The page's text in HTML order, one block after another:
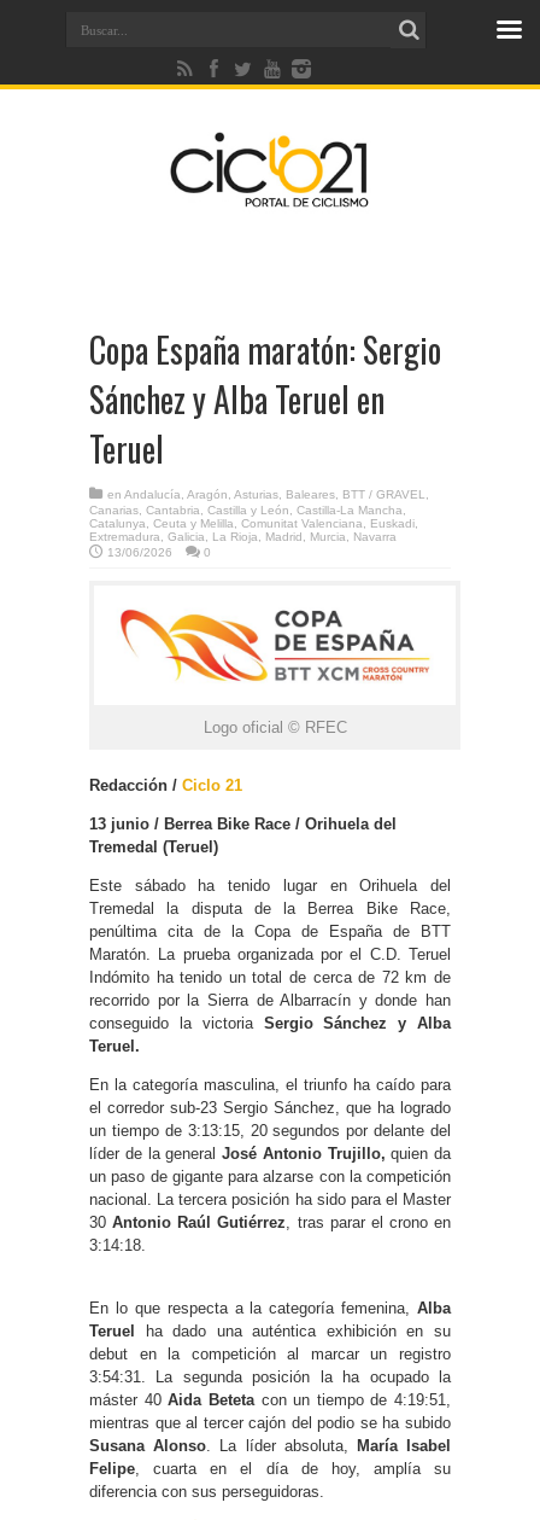
Copa España maratón: Sergio
Sánchez y Alba Teruel en
Teruel
en Andalucía Aragón Asturias Baleares BTT / GRAVEL
Canarias Cantabria Castilla y León Castilla-La Mancha
Catalunya
Ceuta y Melilla Comunitat Valenciana Euskadi
Extremadura
Galicia La Rioja Madrid Murcia
Navarra
13/06/2026
0
Logo oficial © RFEC
Redacción / Ciclo 21
13 junio / Berrea Bike Race / Orihuela del
Tremedal (Teruel)
Este sábado ha tenido lugar en Orihuela del
Tremedal la disputa de la Berrea Bike Race,
penúltima cita de la Copa de España de BTT
Maratón. La prueba organizada por el C.D. Teruel
Indómito ha tenido un total de cerca de 72 km de
recorrido por la Sierra de Albarracín y donde han
conseguido la victoria Sergio Sánchez y Alba
Teruel.
En la categoría masculina, el triunfo ha caído para
el corredor sub-23 Sergio Sánchez, que ha logrado
un tiempo de 3:13:15, 20 segundos por delante del
líder de la general José Antonio Trujillo, quien da
un paso de gigante para alzarse con la competición
nacional. La tercera posición ha sido para el Master
30Antonio Raúl Gutiérrez, tras parar el crono en
3:14:18.
En lo que respecta a la categoría femenina, Alba
Teruel
ha dado una auténtica exhibición en su
debut en la competición al marcar un registro
3:54:31. La segunda posición la ha ocupado la
máster 40Aida Betetacon un tiempo de 4:19:51,
mientras que al tercer cajón del podio se ha subido
Susana Alonso. La líder absoluta,
María Isabel
Felipe, cuarta en el día de hoy, amplía su
diferencia con sus perseguidoras.